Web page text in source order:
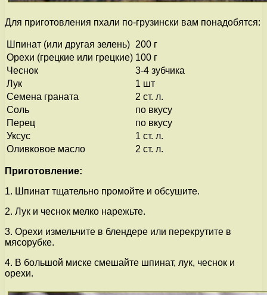
Для приготовления пхали по-грузински вам понадобятся:
Шпинат (или другая зелень) 200 г
Орехи (грецкие или грецкие) 100 г
Чеснок
3-4 зубчика
Лук
1 шт
Семена граната
2 ст. л.
Соль
по вкусу
Перец
по вкусу
Уксус
1 ст. л.
Оливковое масло
2 ст. л.
Приготовление:
1. Шпинат тщательно промойте и обсушите.
2. Лук и чеснок мелко нарежьте.
3. Орехи измельчите в блендере или перекрутите в
мясорубке.
4. В большой миске смешайте шпинат, лук, чеснок и
орехи.